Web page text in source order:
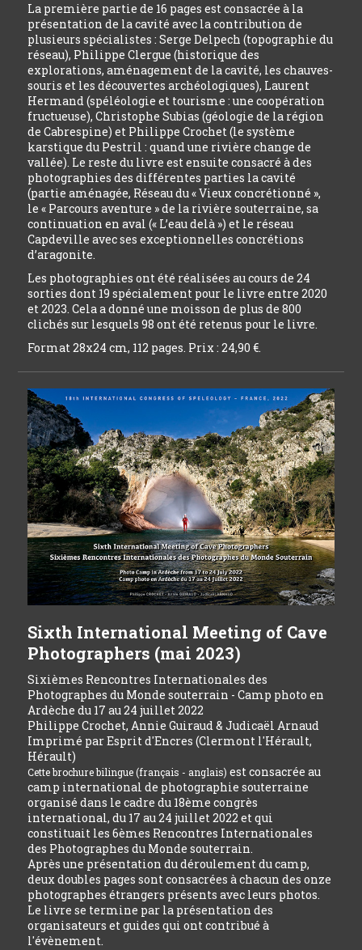
La première partie de 16 pages est consacrée à la
présentation de la cavité avec la contribution de
plusieurs spécialistes : Serge Delpech (topographie du
réseau), Philippe Clergue (historique des
explorations, aménagement de la cavité, les chauves-
souris et les découvertes archéologiques), Laurent
Hermand (spéléologie et tourisme : une coopération
fructueuse), Christophe Subias (géologie de la région
de Cabrespine) et Philippe Crochet (le système
karstique du Pestril : quand une rivière change de
vallée). Le reste du livre est ensuite consacré à des
photographies des différentes parties la cavité
(partie aménagée, Réseau du « Vieux concrétionné »,
le « Parcours aventure » de la rivière souterraine, sa
continuation en aval (« L’eau delà ») et le réseau
Capdeville avec ses exceptionnelles concrétions
d’aragonite.
Les photographies ont été réalisées au cours de 24
sorties dont 19 spécialement pour le livre entre 2020
et 2023. Cela a donné une moisson de plus de 800
clichés sur lesquels 98 ont été retenus pour le livre.
Format 28x24 cm, 112 pages. Prix : 24,90 €.
Sixth International Meeting of Cave
Photographers (mai 2023)
Sixièmes Rencontres Internationales des
Photographes du Monde souterrain - Camp photo en
Ardèche du 17 au 24 juillet 2022
Philippe Crochet, Annie Guiraud & Judicaël Arnaud
Imprimé par Esprit d'Encres (Clermont l'Hérault,
Hérault)
Cette brochure bilingue (français - anglais)est consacrée au
camp international de photographie souterraine
organisé dans le cadre du 18ème congrès
international, du 17 au 24 juillet 2022 et qui
constituait les 6èmes Rencontres Internationales
des Photographes du Monde souterrain.
Après une présentation du déroulement du camp,
deux doubles pages sont consacrées à chacun des onze
photographes étrangers présents avec leurs photos.
Le livre se termine par la présentation des
organisateurs et guides qui ont contribué à
l'évènement.